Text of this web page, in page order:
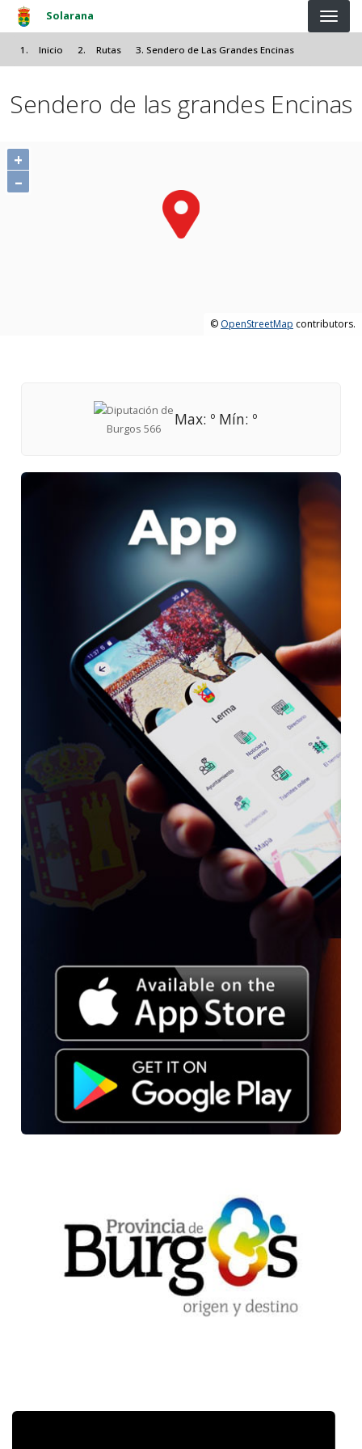
Pasar al contenido principal
Solarana
Inicio Rutas Sendero de Las Grandes Encinas
Sendero de las grandes Encinas
+
–
© OpenStreetMap contributors.
Max: º Mín: º